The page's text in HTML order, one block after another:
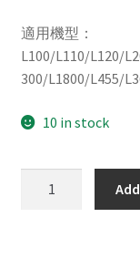
適用機型：
L100/L110/L120/
300/L1800/L455/
10 in stock